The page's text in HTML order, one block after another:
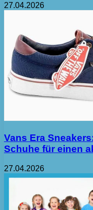
27.04.2026
Vans Era
Schuhe für einen
27.04.2026